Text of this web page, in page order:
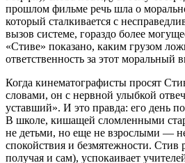
прошлом фильме речь шла о
который сталкивается с
вызов системе, гораздо более
«Стиве» показано, каким грузом
ответственность за этот моральный
Когда кинематографисты просят
словами, он с нервной улыбкой
уставший». И это правда: его день
В школе, кишащей сломленными
не детьми, но еще не взрослыми —
спокойствия и безмятежности. Стив
получая и сам), успокаивает